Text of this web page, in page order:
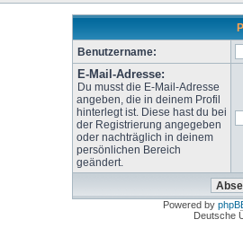
Benutzername:
E-Mail-Adresse:
Du musst die E-Mail-Adresse
angeben, die in deinem Profil
hinterlegt ist. Diese hast du bei
der Registrierung angegeben
oder nachträglich in deinem
persönlichen Bereich
geändert.
Powered by
Deutsche